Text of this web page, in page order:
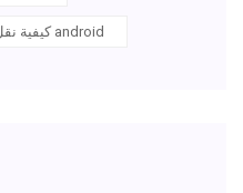
كيفية نقل صور التنزيل إلى المعرض في android